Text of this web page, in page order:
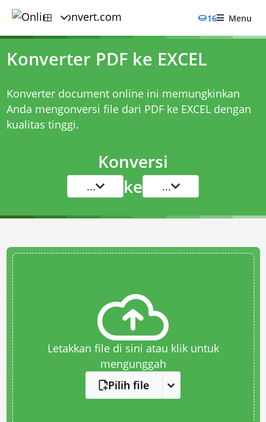
16 Menu
Konverter PDF ke EXCEL
Konverter document online ini memungkinkan
Anda mengonversi file dari PDF ke EXCEL dengan
kualitas tinggi.
Konversi
... ke ...
Letakkan file di sini atau klik untuk
mengunggah
Pilih file